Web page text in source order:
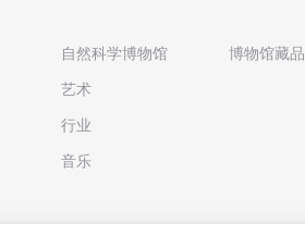
自然科学博物馆
艺术
行业
音乐
博物馆藏品